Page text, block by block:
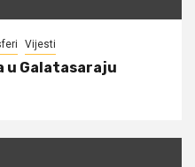
Vijesti
u Galatasaraju